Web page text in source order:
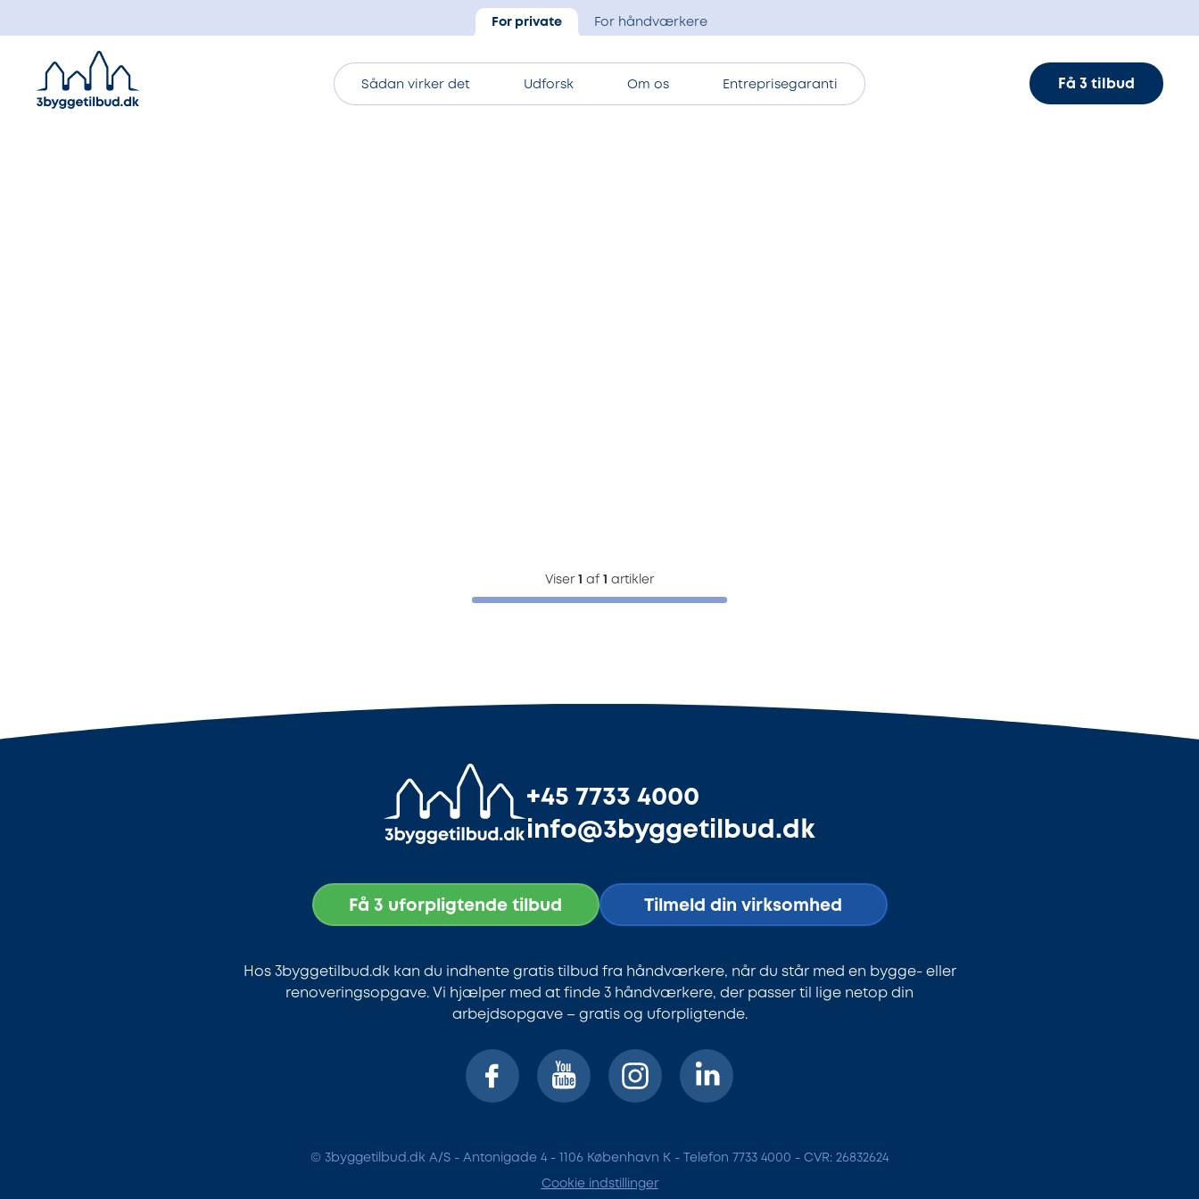
For private For håndværkere
Sådan virker det Udforsk Om os Entreprisegaranti Få 3 tilbud
Viser 1 af 1 artikler
+45 7733 4000
info@3byggetilbud.dk
Få 3 uforpligtende tilbud Tilmeld din virksomhed
Hos 3byggetilbud.dk kan du indhente gratis tilbud fra håndværkere, når du står med en bygge- eller
renoveringsopgave. Vi hjælper med at finde 3 håndværkere, der passer til lige netop din
arbejdsopgave – gratis og uforpligtende.
© 3byggetilbud.dk A/S - Antonigade 4 - 1106 København K - Telefon 7733 4000 - CVR: 26832624
Cookie indstillinger